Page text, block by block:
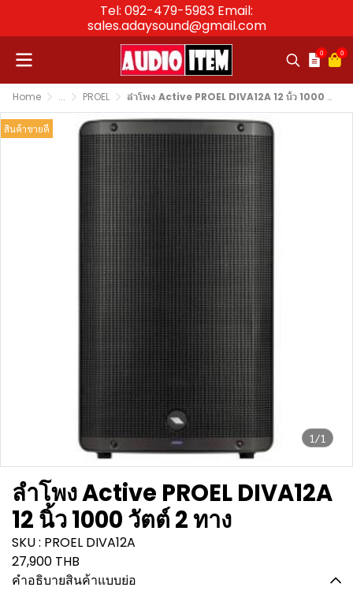
Tel: 092-479-5983 Email:
sales.adaysound@gmail.com
0 0
Home ... PROEL ลำโพง Active PROEL DIVA12A 12 นิ้ว 1000 วัตต์ 2 ทาง
1/1
สินค้าขายดี
ลำโพง Active PROEL DIVA12A
12 นิ้ว 1000 วัตต์ 2 ทาง
SKU : PROEL DIVA12A
27,900 THB
คำอธิบายสินค้าแบบย่อ